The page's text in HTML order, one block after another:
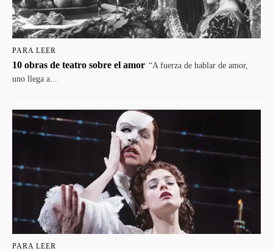
PARA LEER
10 obras de teatro sobre el amor “A fuerza de hablar de amor,
uno llega a...
PARA LEER